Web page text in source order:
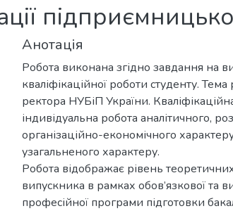
Анотація
Робота виконана згідно завдання на
кваліфікаційної роботи студенту.
ректора НУБіП України.
індивідуальна робота аналітичного,
організаційно-економічного
узагальненого характеру.
Робота відображає рівень
випускника в рамках обов’язкової та
професійної програми підготовки